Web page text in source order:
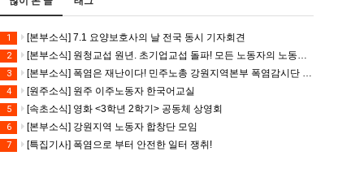
1 [본부소식] 7.1 요양보호사의 날 전국 동시 기자회견
2 [본부소식] 원청교섭 원년. 초기업교섭 돌파! 모든 노동자의 노동기본권 쟁취! 민주노총 7.15 총파업대회
3 [본부소식] 폭염은 재난이다! 민주노총 강원지역본부 폭염감시단 선포 기자회견
4 [원주소식] 원주 이주노동자 한국어교실
5 [속초소식] 영화 <3학년 2학기> 공동체 상영회
6 [본부소식] 강원지역 노동자 합창단 모임
7 [특집기사] 폭염으로 부터 안전한 일터 쟁취!